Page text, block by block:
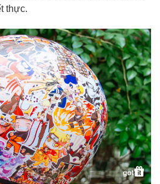
thực.